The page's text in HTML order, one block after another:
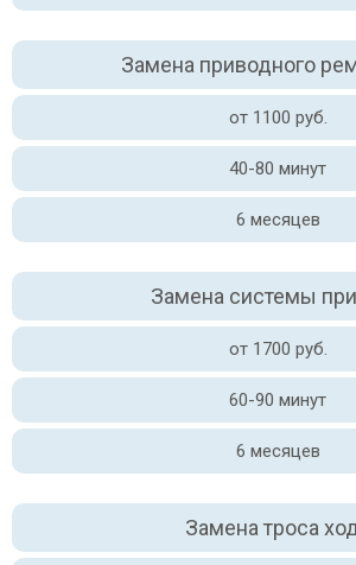
Замена приводного
от 1100 руб.
40-80 минут
6 месяцев
Замена системы
от 1700 руб.
60-90 минут
6 месяцев
Замена троса